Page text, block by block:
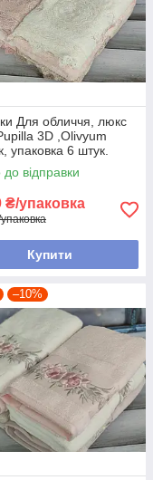
Для обличчя, люкс
3D ,Olivyum
упаковка 6 штук.
до відправки
₴/упаковка
Купити
–10%